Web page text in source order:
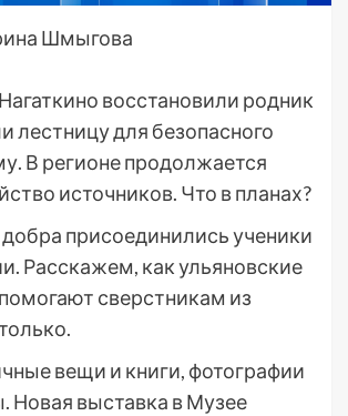
Шмыгова
восстановили родник
лестницу для безопасного
В регионе продолжается
источников. Что в планах?
присоединились ученики
Расскажем, как ульяновские
сверстникам из
вещи и книги, фотографии
Новая выставка в Музее